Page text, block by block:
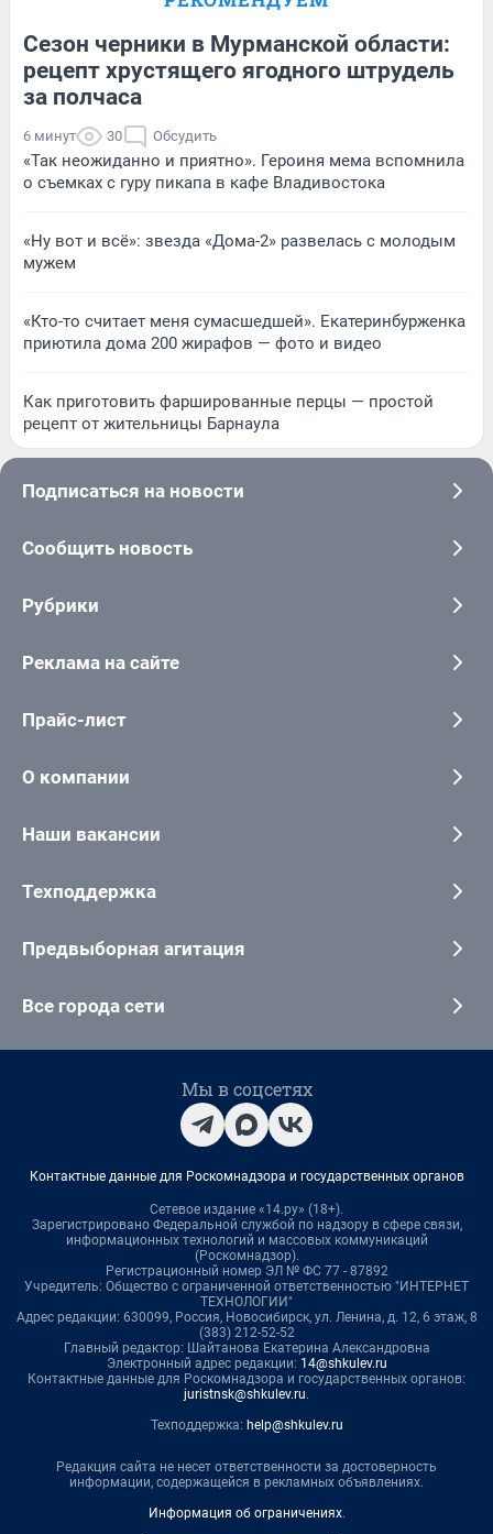
Сезон черники в Мурманской области:
рецепт хрустящего ягодного штрудель
за полчаса
6 минут 30 Обсудить
«Так неожиданно и приятно». Героиня мема вспомнила
о съемках с гуру пикапа в кафе Владивостока
«Ну вот и всё»: звезда «Дома-2» развелась с молодым
мужем
«Кто-то считает меня сумасшедшей». Екатеринбурженка
приютила дома 200 жирафов — фото и видео
Как приготовить фаршированные перцы — простой
рецепт от жительницы Барнаула
Подписаться на новости
Сообщить новость
Рубрики
Реклама на сайте
Прайс-лист
О компании
Наши вакансии
Техподдержка
Предвыборная агитация
Все города сети
Мы в соцсетях
Контактные данные для Роскомнадзора и государственных органов
Сетевое издание «14.ру» (18+).
Зарегистрировано Федеральной службой по надзору в сфере связи,
информационных технологий и массовых коммуникаций
(Роскомнадзор).
Регистрационный номер ЭЛ № ФС 77 - 87892
Учредитель: Общество с ограниченной ответственностью "ИНТЕРНЕТ
ТЕХНОЛОГИИ"
Адрес редакции: 630099, Россия, Новосибирск, ул. Ленина, д. 12, 6 этаж, 8
(383) 212-52-52
Главный редактор: Шайтанова Екатерина Александровна
Электронный адрес редакции: 14@shkulev.ru
Контактные данные для Роскомнадзора и государственных органов:
juristnsk@shkulev.ru.
Техподдержка: help@shkulev.ru
Редакция сайта не несет ответственности за достоверность
информации, содержащейся в рекламных объявлениях.
Информация об ограничениях.